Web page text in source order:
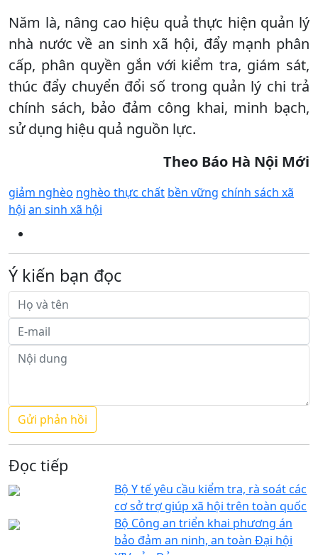
Năm là, nâng cao hiệu quả thực hiện quản lý
nhà nước về an sinh xã hội, đẩy mạnh phân
cấp, phân quyền gắn với kiểm tra, giám sát,
thúc đẩy chuyển đổi số trong quản lý chi trả
chính sách, bảo đảm công khai, minh bạch,
sử dụng hiệu quả nguồn lực.
Theo Báo Hà Nội Mới
giảm nghèo nghèo thực chất bền vững chính sách xã
hội an sinh xã hội
Ý kiến bạn đọc
Đọc tiếp
Bộ Y tế yêu cầu kiểm tra, rà soát các
cơ sở trợ giúp xã hội trên toàn quốc
Bộ Công an triển khai phương án
bảo đảm an ninh, an toàn Đại hội